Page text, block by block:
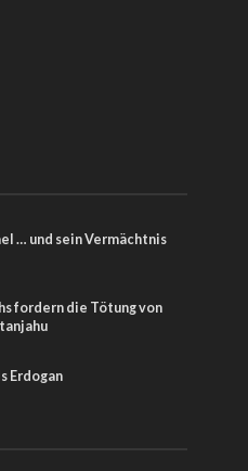
… und sein Vermächtnis
fordern die Tötung von
Erdogan